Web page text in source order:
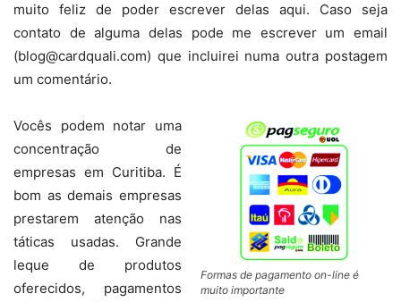
muito feliz de poder escrever delas aqui. Caso seja
contato de alguma delas pode me escrever um email
(blog@cardquali.com) que incluirei numa outra postagem
um comentário.
Formas de pagamento on-line é
muito importante
Vocês podem notar uma
concentração de
empresas em Curitiba. É
bom as demais empresas
prestarem atenção nas
táticas usadas. Grande
leque de produtos
oferecidos, pagamentos